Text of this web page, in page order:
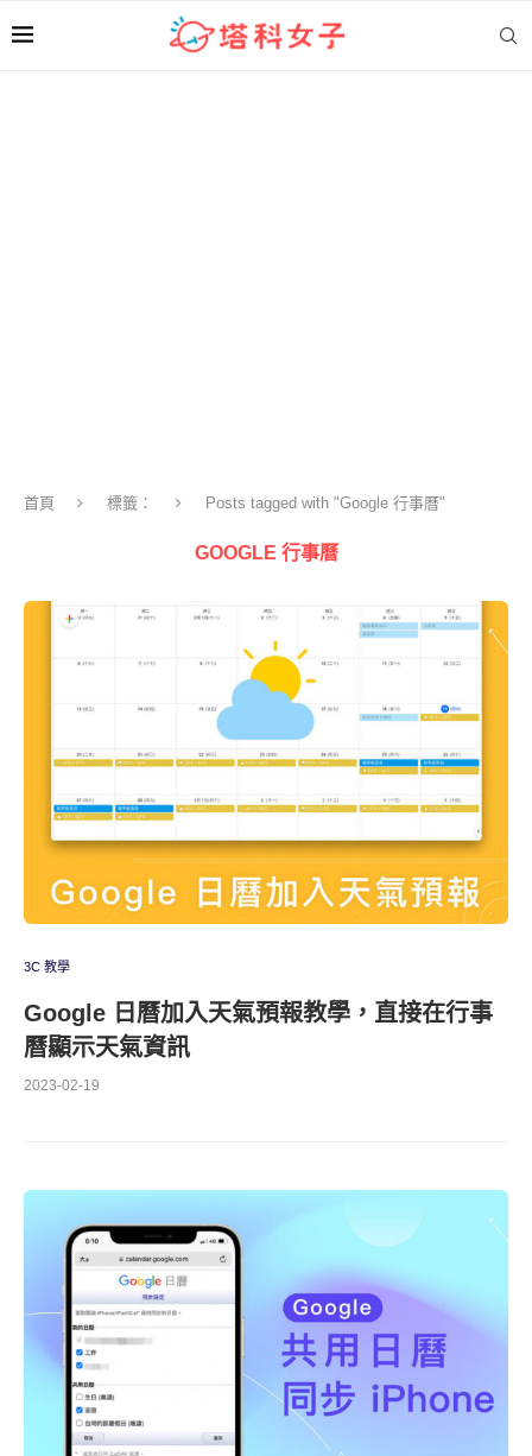
首頁 標籤： Posts tagged with "Google 行事曆"
GOOGLE 行事曆
3C 教學
Google 日曆加入天氣預報教學，直接在行事
曆顯示天氣資訊
2023-02-19